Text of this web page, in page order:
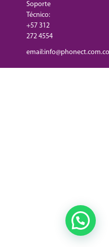
Soporte
Técnico:
+57 312
272 4554
email:info@phonect.com.co